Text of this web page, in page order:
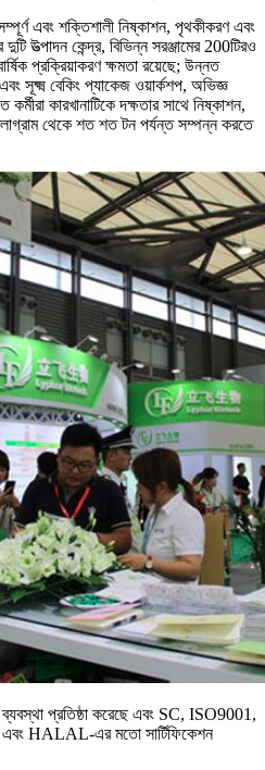
এবং শক্তিশালী নিষ্কাশন, পৃথকীকরণ এবং
উত্পাদন কেন্দ্র, বিভিন্ন সরঞ্জামের 200টিরও
প্রক্রিয়াকরণ ক্ষমতা রয়েছে; উন্নত
সূক্ষ্ম বেকিং প্যাকেজ ওয়ার্কশপ, অভিজ্ঞ
কারখানাটিকে দক্ষতার সাথে নিষ্কাশন,
থেকে শত শত টন পর্যন্ত সম্পন্ন করতে
ব্যবস্থা প্রতিষ্ঠা করেছে এবং SC, ISO9001,
HALAL-এর মতো সার্টিফিকেশন